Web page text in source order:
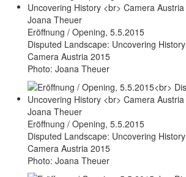
Eröffnung / Opening, 5.5.2015
Disputed Landscape: Uncovering History
Camera Austria 2015
Photo: Joana Theuer
Eröffnung / Opening, 5.5.2015
Disputed Landscape: Uncovering History
Camera Austria 2015
Photo: Joana Theuer